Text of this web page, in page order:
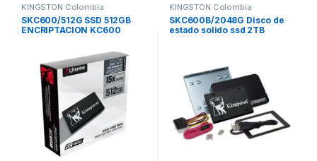
KINGSTON Colombia
SKC600/512G SSD 512GB
ENCRIPTACION KC600
KINGSTON Colombia
SKC600B/2048G Disco de
estado solido ssd 2TB